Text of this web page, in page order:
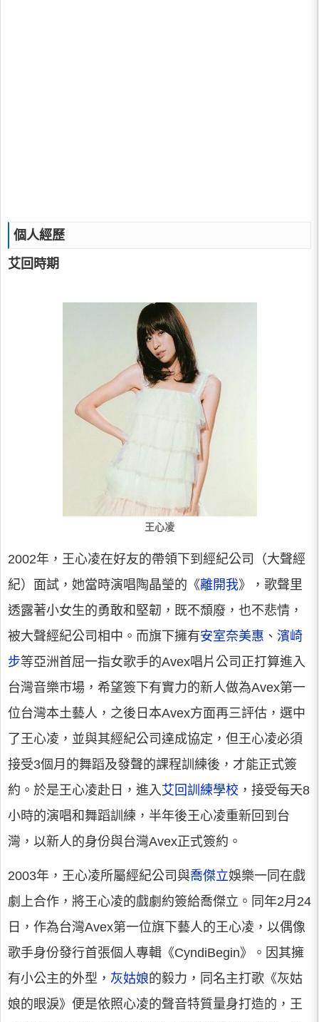
個人經歷
艾回時期
王心凌
2002年，王心凌在好友的帶領下到經紀公司（大聲經
紀）面試，她當時演唱陶晶瑩的《離開我》，歌聲里
透露著小女生的勇敢和堅韌，既不頹廢，也不悲情，
被大聲經紀公司相中。而旗下擁有安室奈美惠 、 濱崎
步等亞洲首屈一指女歌手的Avex唱片公司正打算進入
台灣音樂市場，希望簽下有實力的新人做為Avex第一
位台灣本土藝人，之後日本Avex方面再三評估，選中
了王心凌，並與其經紀公司達成協定，但王心凌必須
接受3個月的舞蹈及發聲的課程訓練後，才能正式簽
約。於是王心凌赴日，進入艾回訓練學校 ，接受每天8
小時的演唱和舞蹈訓練，半年後王心凌重新回到台
灣，以新人的身份與台灣Avex正式簽約。
2003年，王心凌所屬經紀公司與喬傑立娛樂一同在戲
劇上合作，將王心凌的戲劇約簽給喬傑立。同年2月24
日，作為台灣Avex第一位旗下藝人的王心凌，以偶像
歌手身份發行首張個人專輯《CyndiBegin》。因其擁
有小公主的外型， 灰姑娘的毅力，同名主打歌《灰姑
娘的眼淚》便是依照心凌的聲音特質量身打造的，王